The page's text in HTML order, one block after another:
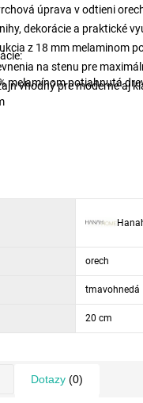
úprava v odtieni
dekorácie a praktické
z 18 mm melaminom
na stenu pre
vhodný pre moderné aj
melamínom potiahnutá
orech
tmavohnedá
20 cm
Dotazy (0)